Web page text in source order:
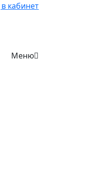
кабинет
Меню